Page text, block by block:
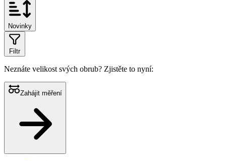
Novinky
Filtr
Neznáte velikost svých obrub? Zjistěte to nyní:
Zahájit měření